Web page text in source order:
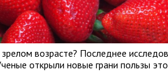
возрасте? Последнее
открыли новые грани пользы